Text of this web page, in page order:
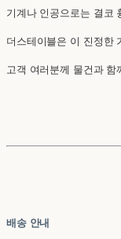
기계나 인공으로는 결코
더스테이블은 이 진정한
고객 여러분께 물건과 함
배송 안내